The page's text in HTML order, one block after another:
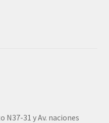
N37-31 y Av. naciones